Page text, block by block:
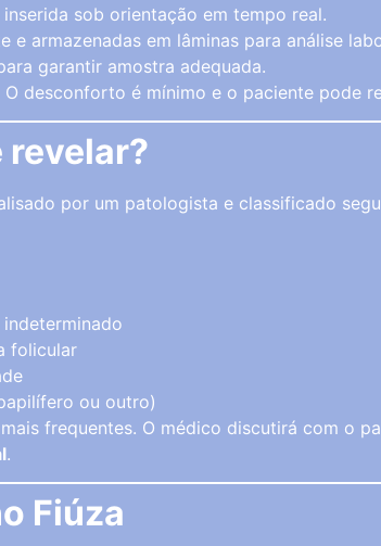
sob orientação em tempo real.
e armazenadas em lâminas para análise
garantir amostra adequada.
desconforto é mínimo e o paciente pode
revelar?
por um patologista e classificado
folicular
ou outro)
frequentes. O médico discutirá com o
.
Fiúza